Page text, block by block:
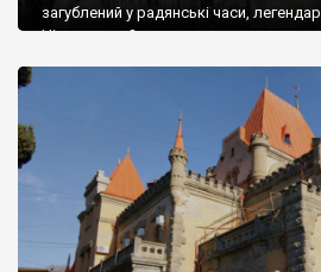
загублений у радянські часи,
Ніжин греки?